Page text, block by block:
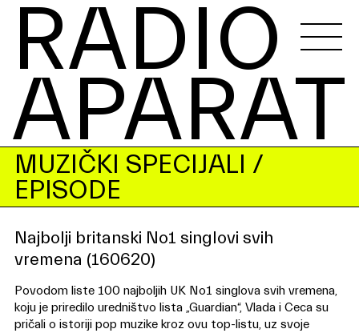
RADIO
APARAT
MUZIČKI SPECIJALI /
EPISODE
Najbolji britanski No1 singlovi svih
vremena (160620)
Povodom liste 100 najboljih UK No1 singlova svih vremena,
koju je priredilo uredništvo lista „Guardian“, Vlada i Ceca su
pričali o istoriji pop muzike kroz ovu top-listu, uz svoje